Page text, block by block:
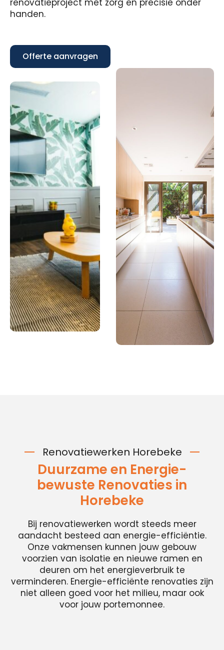
renovatieproject met zorg en precisie onder
handen.
Offerte aanvragen
Renovatiewerken Horebeke
Duurzame en Energie-
bewuste Renovaties in
Horebeke
Bij renovatiewerken wordt steeds meer
aandacht besteed aan energie-efficiëntie.
Onze vakmensen kunnen jouw gebouw
voorzien van isolatie en nieuwe ramen en
deuren om het energieverbruik te
verminderen. Energie-efficiënte renovaties zijn
niet alleen goed voor het milieu, maar ook
voor jouw portemonnee.